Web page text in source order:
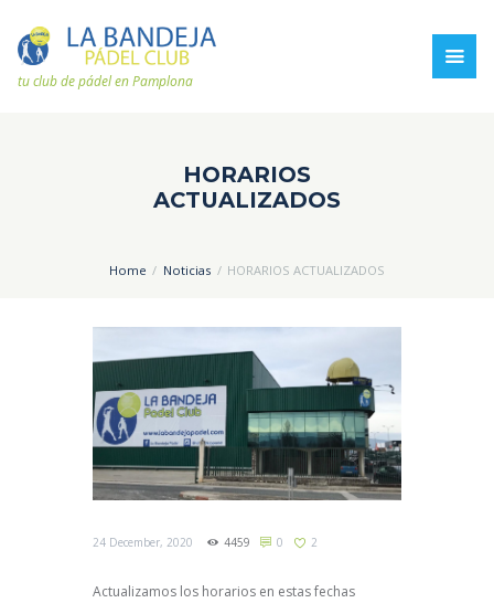
tu club de pádel en Pamplona
HORARIOS
ACTUALIZADOS
Home Noticias HORARIOS ACTUALIZADOS
24 December, 2020 4459 0 2
Actualizamos los horarios en estas fechas